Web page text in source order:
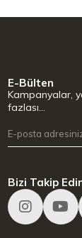
E-Bülten
Kampanyalar,
fazlası…
Bizi Takip